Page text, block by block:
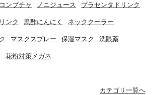
コンブチャ ノニジュース プラセンタドリンク
ンク 黒酢にんにく ネッククーラー
マスクスプレー 保湿マスク 洗眼薬
花粉対策メガネ
カテゴリ一覧へ